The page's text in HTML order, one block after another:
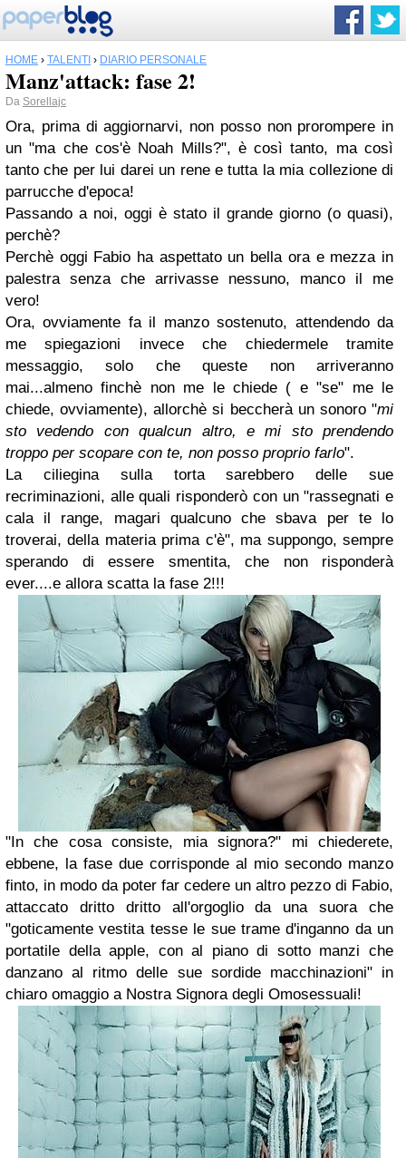
HOME › TALENTI › DIARIO PERSONALE
Manz'attack: fase 2!
Da Sorellajc
Ora, prima di aggiornarvi, non posso non prorompere in
un "ma che cos'è Noah Mills?", è così tanto, ma così
tanto che per lui darei un rene e tutta la mia collezione di
parrucche d'epoca!
Passando a noi, oggi è stato il grande giorno (o quasi),
perchè?
Perchè oggi Fabio ha aspettato un bella ora e mezza in
palestra senza che arrivasse nessuno, manco il me
vero!
Ora, ovviamente fa il manzo sostenuto, attendendo da
me spiegazioni invece che chiedermele tramite
messaggio, solo che queste non arriveranno
mai...almeno finchè non me le chiede ( e "se" me le
chiede, ovviamente), allorchè si beccherà un sonoro "mi
sto vedendo con qualcun altro, e mi sto prendendo
troppo per scopare con te, non posso proprio farlo".
La ciliegina sulla torta sarebbero delle sue
recriminazioni, alle quali risponderò con un "rassegnati e
cala il range, magari qualcuno che sbava per te lo
troverai, della materia prima c'è", ma suppongo, sempre
sperando di essere smentita, che non risponderà
ever....e allora scatta la fase 2!!!
"In che cosa consiste, mia signora?" mi chiederete,
ebbene, la fase due corrisponde al mio secondo manzo
finto, in modo da poter far cedere un altro pezzo di Fabio,
attaccato dritto dritto all'orgoglio da una suora che
"goticamente vestita tesse le sue trame d'inganno da un
portatile della apple, con al piano di sotto manzi che
danzano al ritmo delle sue sordide macchinazioni" in
chiaro omaggio a Nostra Signora degli Omosessuali!